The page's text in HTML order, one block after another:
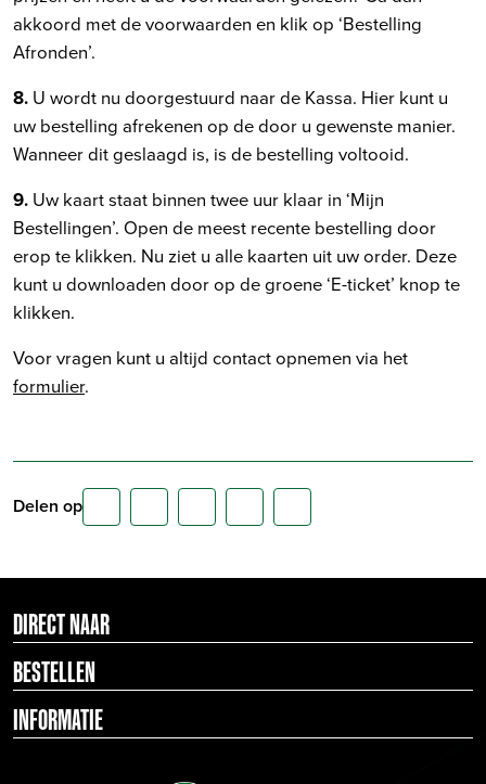
akkoord met de voorwaarden en klik op ‘Bestelling
Afronden’.
8. U wordt nu doorgestuurd naar de Kassa. Hier kunt u
uw bestelling afrekenen op de door u gewenste manier.
Wanneer dit geslaagd is, is de bestelling voltooid.
9. Uw kaart staat binnen twee uur klaar in ‘Mijn
Bestellingen’. Open de meest recente bestelling door
erop te klikken. Nu ziet u alle kaarten uit uw order. Deze
kunt u downloaden door op de groene ‘E-ticket’ knop te
klikken.
Voor vragen kunt u altijd contact opnemen via het
formulier.
Delen op
DIRECT NAAR
BESTELLEN
INFORMATIE